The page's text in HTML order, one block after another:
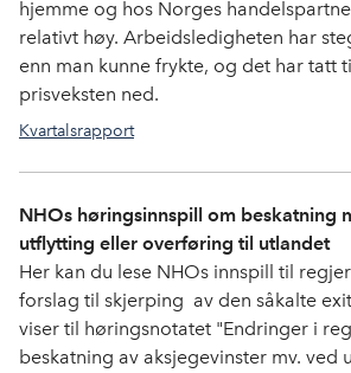
hjemme og hos Norges
relativt høy. Arbeidsledigheten har
enn man kunne frykte, og det har tatt
prisveksten ned.
Kvartalsrapport
NHOs høringsinnspill om beskatning
utflytting eller overføring til utlandet
Her kan du lese NHOs innspill til
forslag til skjerping av den såkalte
viser til høringsnotatet "Endringer i
beskatning av aksjegevinster mv. ved